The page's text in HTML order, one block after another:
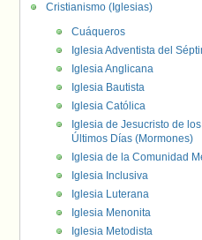
Cristianismo (Iglesias)
Cuáqueros
Iglesia Adventista del
Iglesia Anglicana
Iglesia Bautista
Iglesia Católica
Iglesia de Jesucristo de
Últimos Días (Mormones)
Iglesia de la Comunidad
Iglesia Inclusiva
Iglesia Luterana
Iglesia Menonita
Iglesia Metodista